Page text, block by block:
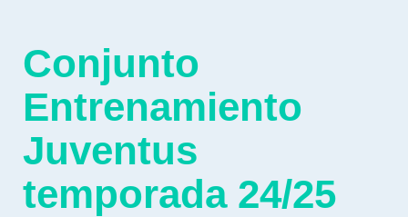
Conjunto
Entrenamiento
Juventus
temporada 24/25